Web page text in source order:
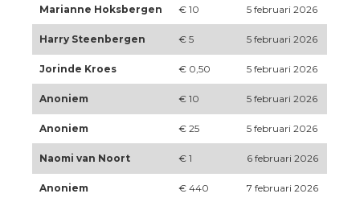
Marianne Hoksbergen € 10 5 februari 2026
Harry Steenbergen € 5 5 februari 2026
Jorinde Kroes € 0,50 5 februari 2026
Anoniem € 10 5 februari 2026
Anoniem € 25 5 februari 2026
Naomi van Noort € 1 6 februari 2026
Anoniem € 440 7 februari 2026